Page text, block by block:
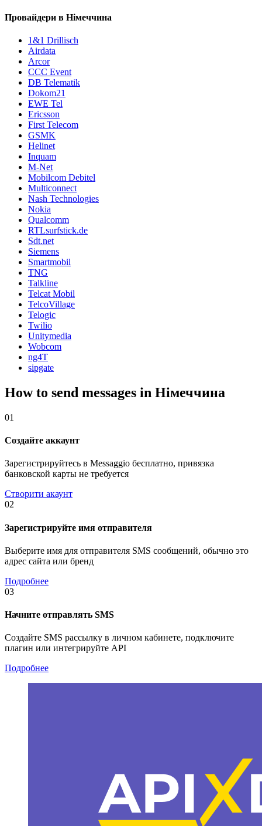
Провайдери в Німеччина
1&1 Drillisch
Airdata
Arcor
CCC Event
DB Telematik
Dokom21
EWE Tel
Ericsson
First Telecom
GSMK
Helinet
Inquam
M-Net
Mobilcom Debitel
Multiconnect
Nash Technologies
Nokia
Qualcomm
RTLsurfstick.de
Sdt.net
Siemens
Smartmobil
TNG
Talkline
Telcat Mobil
TelcoVillage
Telogic
Twilio
Unitymedia
Wobcom
ng4T
sipgate
How to send messages in Німеччина
01
Создайте аккаунт
Зарегистрируйтесь в Messaggio бесплатно, привязка
банковской карты не требуется
Створити акаунт
02
Зарегистрируйте имя отправителя
Выберите имя для отправителя SMS сообщений, обычно это
адрес сайта или бренд
Подробнее
03
Начните отправлять SMS
Создайте SMS рассылку в личном кабинете, подключите
плагин или интегрируйте API
Подробнее